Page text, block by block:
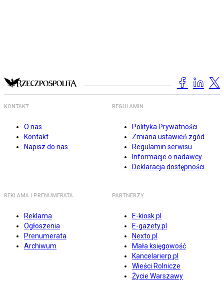
KONTAKT
O nas
Kontakt
Napisz do nas
REGULAMIN
Polityka Prywatności
Zmiana ustawień zgód
Regulamin serwisu
Informacje o nadawcy
Deklaracja dostępności
REKLAMA I PRENUMERATA
Reklama
Ogłoszenia
Prenumerata
Archiwum
PARTNERZY
E-kiosk.pl
E-gazety.pl
Nexto.pl
Mała księgowość
Kancelarierp.pl
Wieści Rolnicze
Życie Warszawy